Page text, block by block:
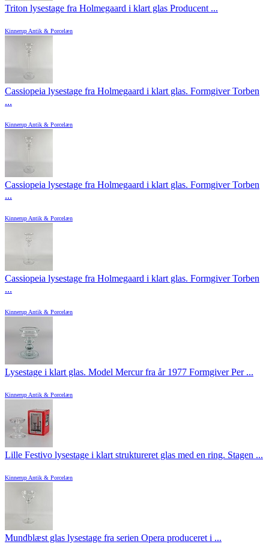
Triton lysestage fra Holmegaard i klart glas Producent ...
Kinnerup Antik & Porcelæn
Cassiopeia lysestage fra Holmegaard i klart glas. Formgiver Torben
...
Kinnerup Antik & Porcelæn
Cassiopeia lysestage fra Holmegaard i klart glas. Formgiver Torben
...
Kinnerup Antik & Porcelæn
Cassiopeia lysestage fra Holmegaard i klart glas. Formgiver Torben
...
Kinnerup Antik & Porcelæn
Lysestage i klart glas. Model Mercur fra år 1977 Formgiver Per ...
Kinnerup Antik & Porcelæn
Lille Festivo lysestage i klart struktureret glas med en ring. Stagen ...
Kinnerup Antik & Porcelæn
Mundblæst glas lysestage fra serien Opera produceret i ...